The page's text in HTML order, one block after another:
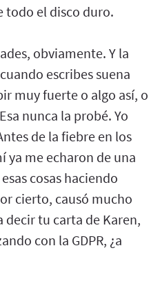
todo el disco duro.
obviamente. Y la
escribes suena
muy fuerte o algo así, o
nunca la probé. Yo
de la fiebre en los
ya me echaron de una
cosas haciendo
cierto, causó mucho
tu carta de Karen,
con la GDPR, ¿a